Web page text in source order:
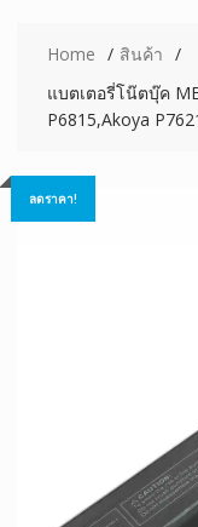
Home
สินค้า
แบตเตอรี่โน๊ตบุ๊ค
P6815,Akoya
ลดราคา!